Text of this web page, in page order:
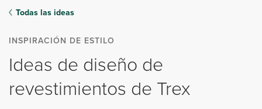
Todas las ideas
INSPIRACIÓN DE ESTILO
Ideas de diseño de
revestimientos de Trex